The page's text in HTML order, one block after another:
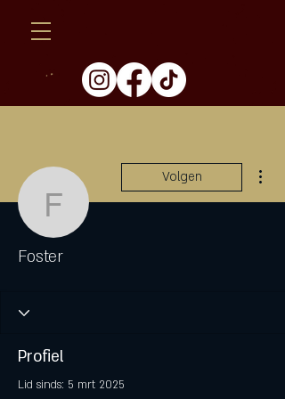
Foster
Volgen
Foster
Profiel
Lid sinds: 5 mrt 2025